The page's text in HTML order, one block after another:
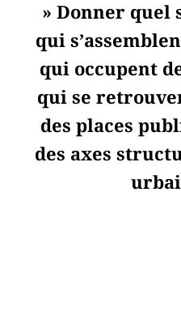
» Donner quel
qui
qui occupent
qui se
des places
des axes